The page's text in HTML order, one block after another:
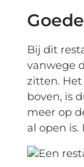
Bij dit
vanwege
zitten.
boven, is
meer op
al open